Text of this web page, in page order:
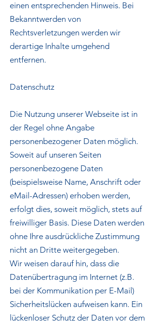
einen entsprechenden Hinweis. Bei
Bekanntwerden von
Rechtsverletzungen werden wir
derartige Inhalte umgehend
entfernen.
Datenschutz
Die Nutzung unserer Webseite ist in
der Regel ohne Angabe
personenbezogener Daten möglich.
Soweit auf unseren Seiten
personenbezogene Daten
(beispielsweise Name, Anschrift oder
eMail-Adressen) erhoben werden,
erfolgt dies, soweit möglich, stets auf
freiwilliger Basis. Diese Daten werden
ohne Ihre ausdrückliche Zustimmung
nicht an Dritte weitergegeben.
Wir weisen darauf hin, dass die
Datenübertragung im Internet (z.B.
bei der Kommunikation per E-Mail)
Sicherheitslücken aufweisen kann. Ein
lückenloser Schutz der Daten vor dem